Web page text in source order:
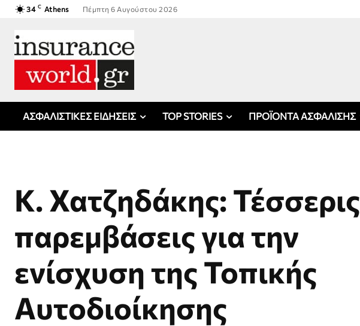
34 C Athens Πέμπτη 6 Αυγούστου 2026
ΑΣΦΑΛΙΣΤΙΚΕΣ ΕΙΔΗΣΕΙΣ TOP STORIES ΠΡΟΪΟΝΤΑ ΑΣΦΑΛΙΣΗΣ
Κ. Χατζηδάκης: Τέσσερις
παρεμβάσεις για την
ενίσχυση της Τοπικής
Αυτοδιοίκησης